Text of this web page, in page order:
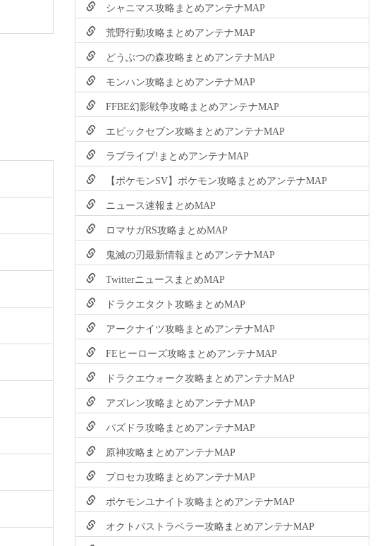
シャニマス攻略まとめアンテナMAP
荒野行動攻略まとめアンテナMAP
どうぶつの森攻略まとめアンテナMAP
モンハン攻略まとめアンテナMAP
FFBE幻影戦争攻略まとめアンテナMAP
エピックセブン攻略まとめアンテナMAP
ラブライブ!まとめアンテナMAP
【ポケモンSV】ポケモン攻略まとめアンテナMAP
ニュース速報まとめMAP
ロマサガRS攻略まとめMAP
鬼滅の刃最新情報まとめアンテナMAP
TwitterニュースまとめMAP
ドラクエタクト攻略まとめMAP
アークナイツ攻略まとめアンテナMAP
FEヒーローズ攻略まとめアンテナMAP
ドラクエウォーク攻略まとめアンテナMAP
アズレン攻略まとめアンテナMAP
パズドラ攻略まとめアンテナMAP
原神攻略まとめアンテナMAP
プロセカ攻略まとめアンテナMAP
ポケモンユナイト攻略まとめアンテナMAP
オクトパストラベラー攻略まとめアンテナMAP